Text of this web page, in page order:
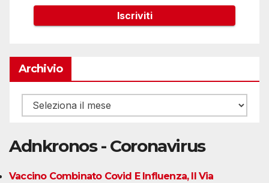
Archivio
Archivio
Adnkronos - Coronavirus
Vaccino Combinato Covid E Influenza, Il Via